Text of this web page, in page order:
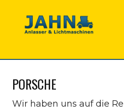
PORSCHE
Wir haben uns auf die